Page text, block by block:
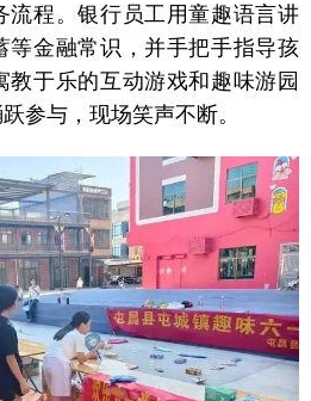
流程。银行员工用童趣语言讲
等金融常识，并手把手指导孩
教于乐的互动游戏和趣味游园
参与，现场笑声不断。